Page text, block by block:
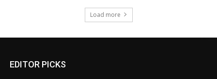
Load more
EDITOR PICKS